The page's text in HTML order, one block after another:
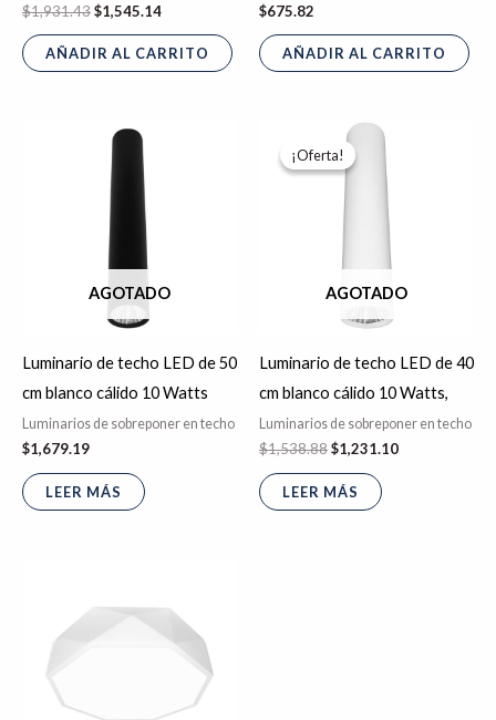
$1,931.43$1,545.14
AÑADIR AL CARRITO
$675.82
AÑADIR AL CARRITO
AGOTADO
Luminario de techo LED de 50
cm blanco cálido 10 Watts
Luminarios de sobreponer en techo
$1,679.19
LEER MÁS
¡Oferta!
AGOTADO
¡Oferta!
Luminario de techo LED de 40
cm blanco cálido 10 Watts,
Luminarios de sobreponer en techo
$1,538.88
precio
original
$1,538.88.
$1,231.10
LEER MÁS